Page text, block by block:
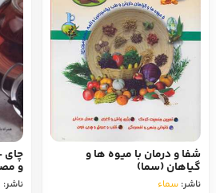
شفا و درمان با میوه ها و
گیاهان (سما)
ناشر: سماء
چای
و
ناشر: